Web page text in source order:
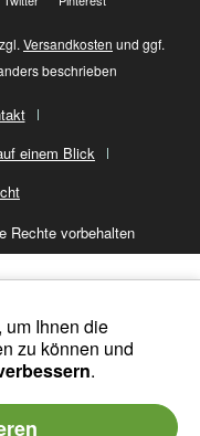
Versandkosten und ggf.
beschrieben
einem Blick
Rechte vorbehalten
Ihnen die
zu können und
.